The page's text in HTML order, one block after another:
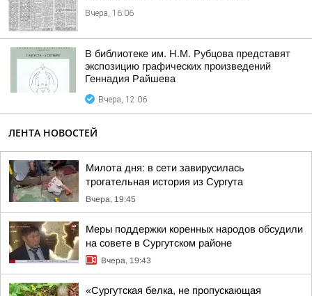
Вчера, 16:06
В библиотеке им. Н.М. Рубцова представят
экспозицию графических произведений
Геннадия Райшева
Вчера, 12:06
ЛЕНТА НОВОСТЕЙ
Милота дня: в сети завирусилась
трогательная история из Сургута
Вчера, 19:45
Меры поддержки коренных народов обсудили
на совете в Сургутском районе
Вчера, 19:43
«Сургутская белка, не пропускающая